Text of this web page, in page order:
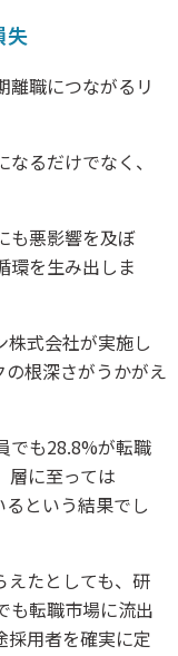
失
離職につながるリ
るだけでなく、
も悪影響を及ぼ
環を生み出しま
株式会社が実施し
根深さがうかがえ
でも28.8%が転職
層に至っては
という結果でし
えたとしても、研
も転職市場に流出
採用者を確実に定